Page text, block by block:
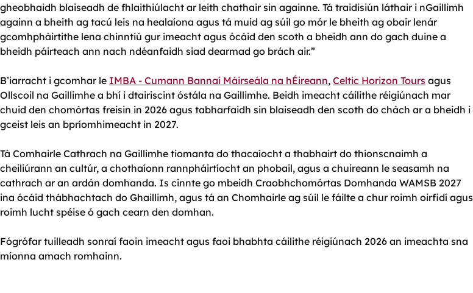
gheobhaidh blaiseadh de fhlaithiúlacht ar leith chathair sin againne. Tá traidisiún láthair i nGaillimh
againn a bheith ag tacú leis na healaíona agus tá muid ag súil go mór le bheith ag obair lenár
gcomhpháirtithe lena chinntiú gur imeacht agus ócáid den scoth a bheidh ann do gach duine a
bheidh páirteach ann nach ndéanfaidh siad dearmad go brách air.”
B’iarracht i gcomhar le IMBA - Cumann Bannaí Máirseála na hÉireann, Celtic Horizon Tours agus
Ollscoil na Gaillimhe a bhí i dtairiscint óstála na Gaillimhe. Beidh imeacht cáilithe réigiúnach mar
chuid den chomórtas freisin in 2026 agus tabharfaidh sin blaiseadh den scoth do chách ar a bheidh i
gceist leis an bpríomhimeacht in 2027.
Tá Comhairle Cathrach na Gaillimhe tiomanta do thacaíocht a thabhairt do thionscnaimh a
cheiliúrann an cultúr, a chothaíonn rannpháirtíocht an phobail, agus a chuireann le seasamh na
cathrach ar an ardán domhanda. Is cinnte go mbeidh Craobhchomórtas Domhanda WAMSB 2027
ina ócáid thábhachtach do Ghaillimh, agus tá an Chomhairle ag súil le fáilte a chur roimh oirfidí agus
roimh lucht spéise ó gach cearn den domhan.
Fógrófar tuilleadh sonraí faoin imeacht agus faoi bhabhta cáilithe réigiúnach 2026 an imeachta sna
míonna amach romhainn.